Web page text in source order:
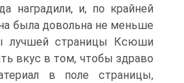
наградили, и, по крайней
была довольна не меньше
лучшей страницы Ксюши
вкус в том, чтобы здраво
в поле страницы,